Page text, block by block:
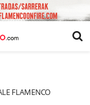
FLAMENCO